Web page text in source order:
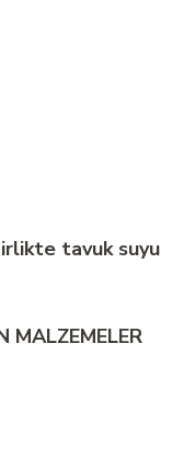
tavuk suyu
MALZEMELER